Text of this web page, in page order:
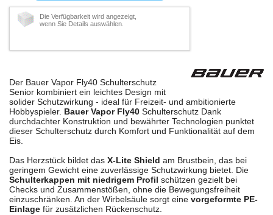
Die Verfügbarkeit wird angezeigt,
wenn Sie Details auswählen.
Der Bauer Vapor Fly40 Schulterschutz
Senior kombiniert ein leichtes Design mit
solider Schutzwirkung - ideal für Freizeit- und ambitionierte
Hobbyspieler. Bauer Vapor Fly40 Schulterschutz Dank
durchdachter Konstruktion und bewährter Technologien punktet
dieser Schulterschutz durch Komfort und Funktionalität auf dem
Eis.
Das Herzstück bildet das X-Lite Shield am Brustbein, das bei
geringem Gewicht eine zuverlässige Schutzwirkung bietet. Die
Schulterkappen mit niedrigem Profil schützen gezielt bei
Checks und Zusammenstößen, ohne die Bewegungsfreiheit
einzuschränken. An der Wirbelsäule sorgt eine vorgeformte PE-
Einlage für zusätzlichen Rückenschutz.